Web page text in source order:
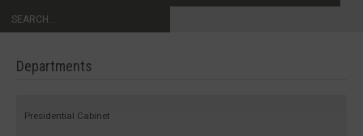
SEARCH...
Departments
Presidential Cabinet